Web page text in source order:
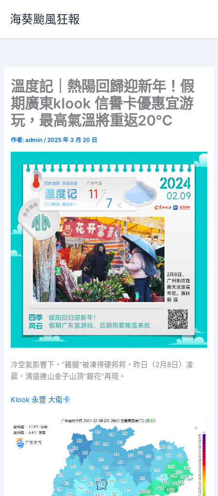
要
海葵颱風狂報
溫度記｜熱陽回歸迎新年！假
期廣東klook 信譽卡優惠宜游
玩，最高氣溫將重返20℃
作者:admin/2025 年 3 月 20 日
冷空氣影響下，“雞腿”被凍得硬邦邦，昨日（2月8日）凌
晨，清遠連山金子山頂“銀花”再現。
Klook 永豐 大衛卡